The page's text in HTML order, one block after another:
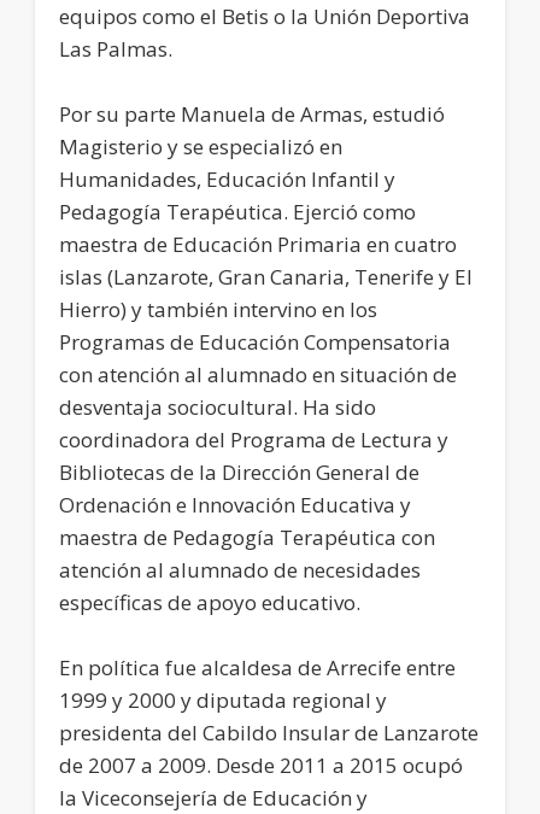
equipos como el Betis o la Unión Deportiva
Las Palmas.
Por su parte Manuela de Armas, estudió
Magisterio y se especializó en
Humanidades, Educación Infantil y
Pedagogía Terapéutica. Ejerció como
maestra de Educación Primaria en cuatro
islas (Lanzarote, Gran Canaria, Tenerife y El
Hierro) y también intervino en los
Programas de Educación Compensatoria
con atención al alumnado en situación de
desventaja sociocultural. Ha sido
coordinadora del Programa de Lectura y
Bibliotecas de la Dirección General de
Ordenación e Innovación Educativa y
maestra de Pedagogía Terapéutica con
atención al alumnado de necesidades
específicas de apoyo educativo.
En política fue alcaldesa de Arrecife entre
1999 y 2000 y diputada regional y
presidenta del Cabildo Insular de Lanzarote
de 2007 a 2009. Desde 2011 a 2015 ocupó
la Viceconsejería de Educación y